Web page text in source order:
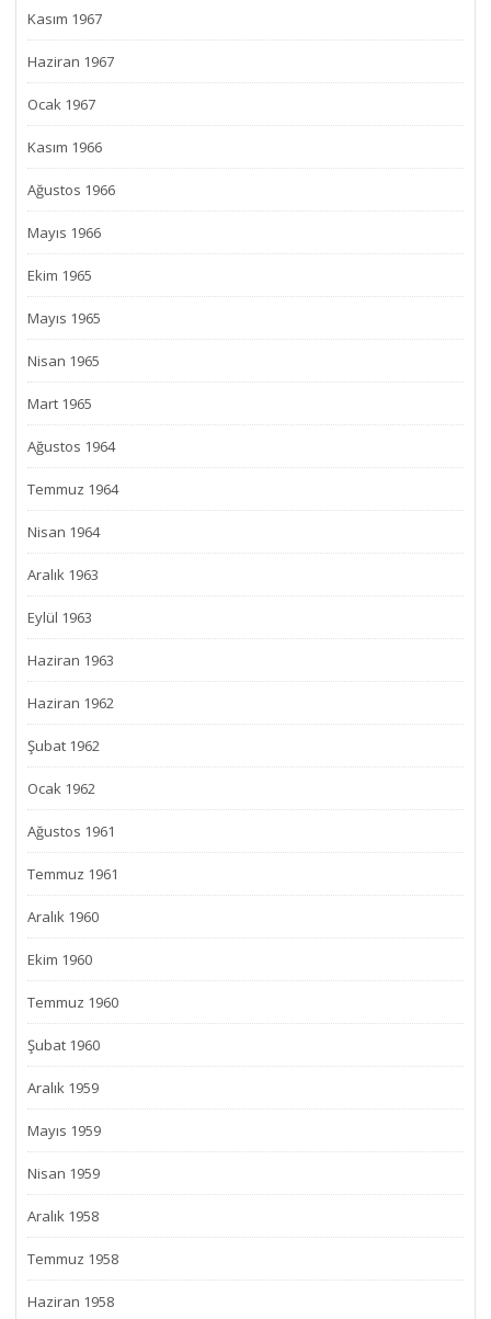
Kasım 1967
Haziran 1967
Ocak 1967
Kasım 1966
Ağustos 1966
Mayıs 1966
Ekim 1965
Mayıs 1965
Nisan 1965
Mart 1965
Ağustos 1964
Temmuz 1964
Nisan 1964
Aralık 1963
Eylül 1963
Haziran 1963
Haziran 1962
Şubat 1962
Ocak 1962
Ağustos 1961
Temmuz 1961
Aralık 1960
Ekim 1960
Temmuz 1960
Şubat 1960
Aralık 1959
Mayıs 1959
Nisan 1959
Aralık 1958
Temmuz 1958
Haziran 1958